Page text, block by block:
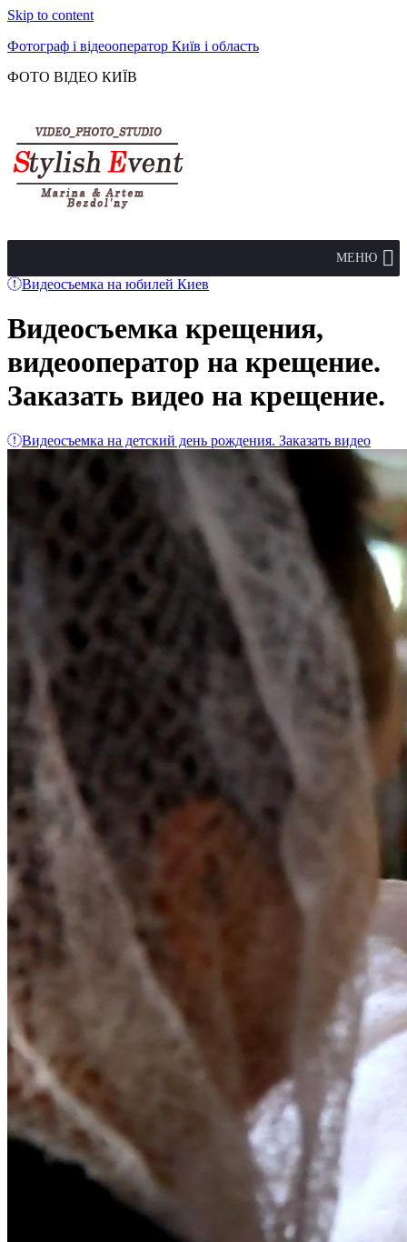
Skip to content
Фотограф і відеооператор Київ і область
ФОТО ВІДЕО КИЇВ
МЕНЮ
Видеосъемка на юбилей Киев
Видеосъемка крещения,
видеооператор на крещение.
Заказать видео на крещение.
Видеосъемка на детский день рождения. Заказать видео